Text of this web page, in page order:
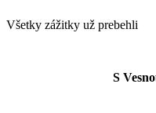
Všetky zážitky už prebehli
S